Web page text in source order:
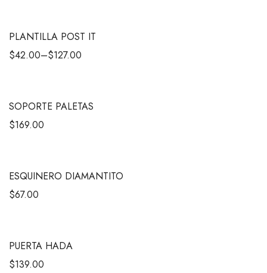
PLANTILLA POST IT
$42.00–$127.00
SOPORTE PALETAS
$169.00
ESQUINERO DIAMANTITO
$67.00
PUERTA HADA
$139.00